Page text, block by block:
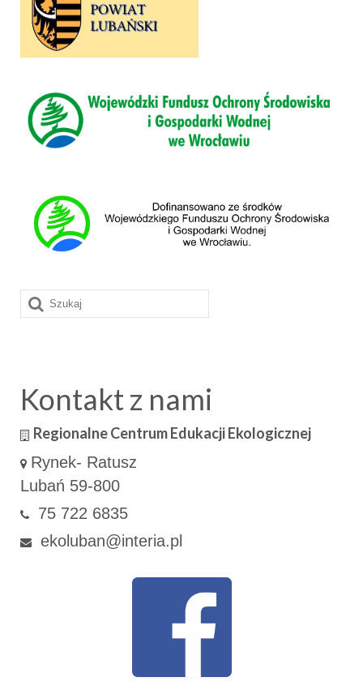
Szuklaj
w:
Kontakt z nami
Regionalne Centrum Edukacji Ekologicznej
Rynek- Ratusz
Lubań 59-800
75 722 6835
ekoluban@interia.pl